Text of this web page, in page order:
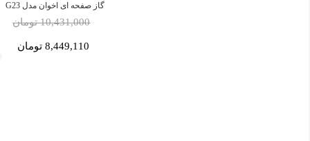
گاز صفحه ای اخوان مدل G23
10,431,000 تومان
8,449,110 تومان